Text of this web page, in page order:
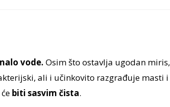
vode. Osim što ostavlja ugodan miris,
ali i učinkovito razgrađuje masti i
biti sasvim čista.